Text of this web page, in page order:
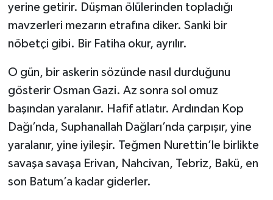
yerine getirir. Düşman ölülerinden topladığı
mavzerleri mezarın etrafına diker. Sanki bir
nöbetçi gibi. Bir Fatiha okur, ayrılır.
O gün, bir askerin sözünde nasıl durduğunu
gösterir Osman Gazi. Az sonra sol omuz
başından yaralanır. Hafif atlatır. Ardından Kop
Dağı’nda, Suphanallah Dağları’nda çarpışır, yine
yaralanır, yine iyileşir. Teğmen Nurettin’le birlikte
savaşa savaşa Erivan, Nahcivan, Tebriz, Bakü, en
son Batum’a kadar giderler.